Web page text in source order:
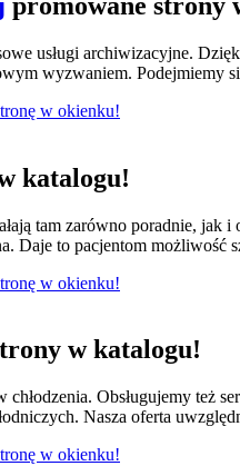
usługi archiwizacyjne.
wyzwaniem. Podejmiemy
w okienku!
katalogu!
tam zarówno poradnie, jak
Daje to pacjentom możliwość
w okienku!
w katalogu!
chłodzenia. Obsługujemy
Nasza oferta
w okienku!